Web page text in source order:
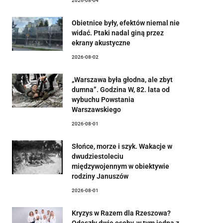
Obietnice były, efektów niemal nie
widać. Ptaki nadal giną przez
ekrany akustyczne
2026-08-02
„Warszawa była głodna, ale zbyt
dumna”. Godzina W, 82. lata od
wybuchu Powstania
Warszawskiego
2026-08-01
Słońce, morze i szyk. Wakacje w
dwudziestoleciu
międzywojennym w obiektywie
rodziny Januszów
2026-08-01
Kryzys w Razem dla Rzeszowa?